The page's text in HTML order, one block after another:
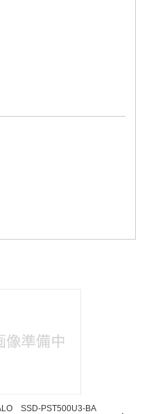
SSD-PST500U3-BA